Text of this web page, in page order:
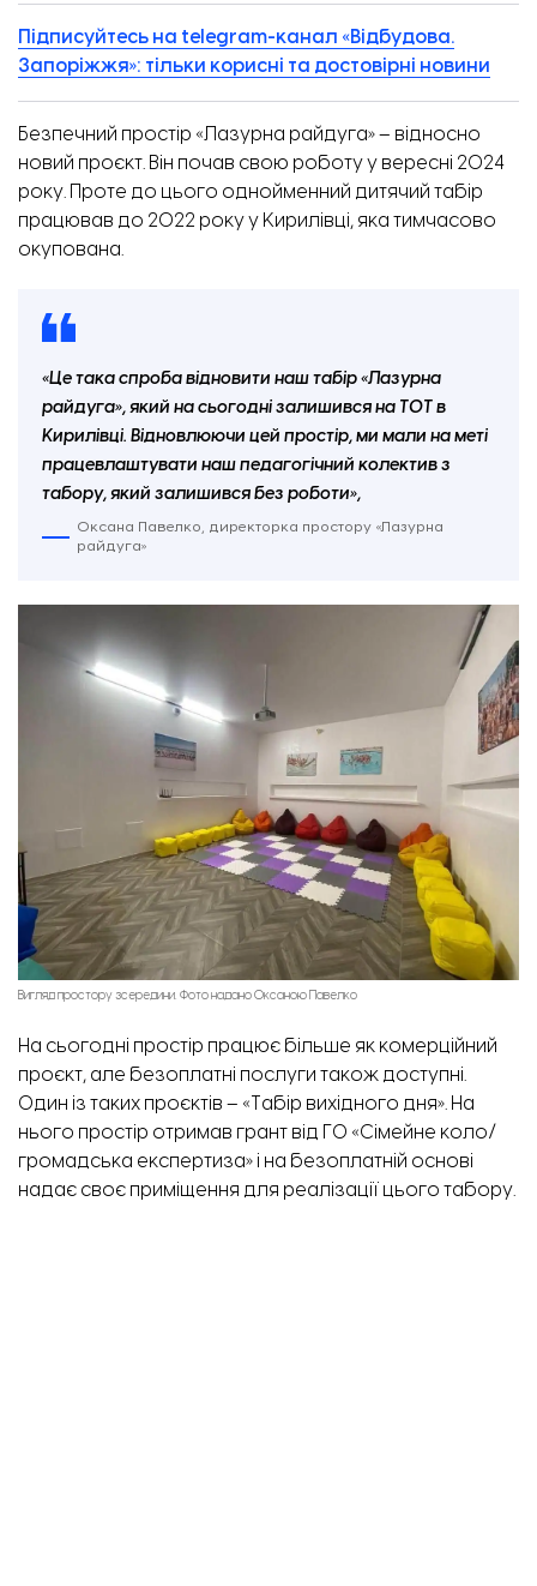
Підписуйтесь на telegram-канал «Відбудова.
Запоріжжя»: тільки корисні та достовірні новини
Безпечний простір «Лазурна райдуга»‎– відносно
новий проєкт. Він почав свою роботу у вересні 2024
року. Проте до цього однойменний дитячий табір
працював до 2022 року у Кирилівці, яка тимчасово
окупована.
«Це така спроба відновити наш табір«Лазурна
райдуга»‎, який на сьогодні залишився на ТОТ в
Кирилівці. Відновлюючи цей простір, ми мали на меті
працевлаштувати наш педагогічний колектив з
табору, який залишився без роботи»‎,
Оксана Павелко, директорка простору «Лазурна
райдуга»‎
Вигляд простору зсередини. Фото надано Оксаною Павелко
На сьогодні простір працює більше як комерційний
проєкт, але безоплатні послуги також доступні.
Один із таких проєктів – « Табір вихідного дня». На
нього простір отримав грант від ГО «Сімейне коло/
громадська експертиза» і на безоплатній основі
надає своє приміщення для реалізації цього табору.